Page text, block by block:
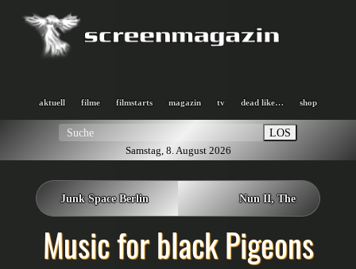
aktuell filme filmstarts magazin tv dead like… shop
LOS
Samstag, 8. August 2026
Junk Space Berlin Nun II, The
Music for black Pigeons